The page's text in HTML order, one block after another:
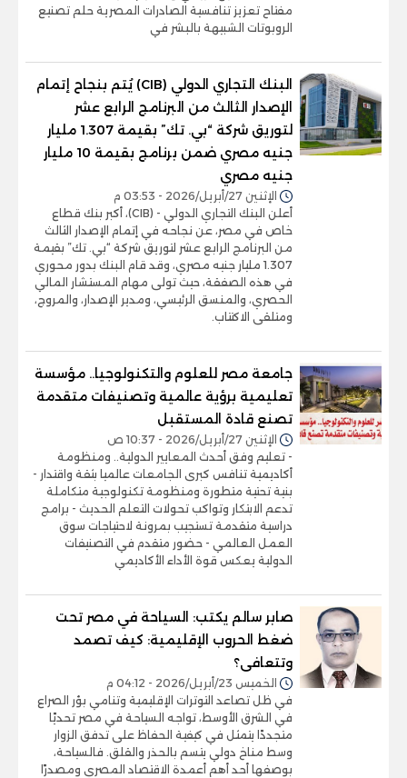
مفتاح تعزيز تنافسية الصادرات المصرية حلم تصنيع
الروبوتات الشبيهة بالبشر في
البنك التجاري الدولي (CIB) يُتم بنجاح إتمام
الإصدار الثالث من البرنامج الرابع عشر
لتوريق شركة “بي. تك” بقيمة 1.307 مليار
جنيه مصري ضمن برنامج بقيمة 10 مليار
جنيه مصري
الإثنين 27/أبريل/2026 - 03:53 م
أعلن البنك التجاري الدولي - (CIB)، أكبر بنك قطاع
خاص في مصر، عن نجاحه في إتمام الإصدار الثالث
من البرنامج الرابع عشر لتوريق شركة “بي. تك” بقيمة
1.307 مليار جنيه مصري، وقد قام البنك بدور محوري
في هذه الصفقة، حيث تولى مهام المستشار المالي
الحصري، والمنسق الرئيسي، ومدير الإصدار، والمروج،
ومتلقى الاكتتاب.
جامعة مصر للعلوم والتكنولوجيا.. مؤسسة
تعليمية برؤية عالمية وتصنيفات متقدمة
تصنع قادة المستقبل
الإثنين 27/أبريل/2026 - 10:37 ص
- تعليم وفق أحدث المعايير الدولية.. ومنظومة
أكاديمية تنافس كبرى الجامعات عالميا بثقة واقتدار -
بنية تحتية متطورة ومنظومة تكنولوجية متكاملة
تدعم الابتكار وتواكب تحولات التعلم الحديث - برامج
دراسية متقدمة تستجيب بمرونة لاحتياجات سوق
العمل العالمي - حضور متقدم في التصنيفات
الدولية يعكس قوة الأداء الأكاديمي
صابر سالم يكتب: السياحة في مصر تحت
ضغط الحروب الإقليمية: كيف تصمد
وتتعافى؟
الخميس 23/أبريل/2026 - 04:12 م
في ظل تصاعد التوترات الإقليمية وتنامي بؤر الصراع
في الشرق الأوسط، تواجه السياحة في مصر تحديًا
متجددًا يتمثل في كيفية الحفاظ على تدفق الزوار
وسط مناخ دولي يتسم بالحذر والقلق. فالسياحة،
بوصفها أحد أهم أعمدة الاقتصاد المصري ومصدرًا